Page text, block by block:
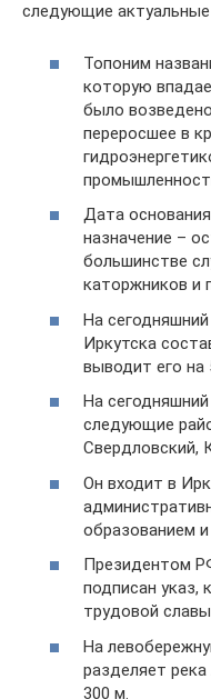
следующие
Топоним
которую
было
переросшее в
Дата
назначение –
большинстве
каторжников и
На
Иркутска
выводит его на
На
следующие
Свердловский,
Он входит в
образованием и
Президентом
подписан указ,
трудовой
На
разделяет
300 м.